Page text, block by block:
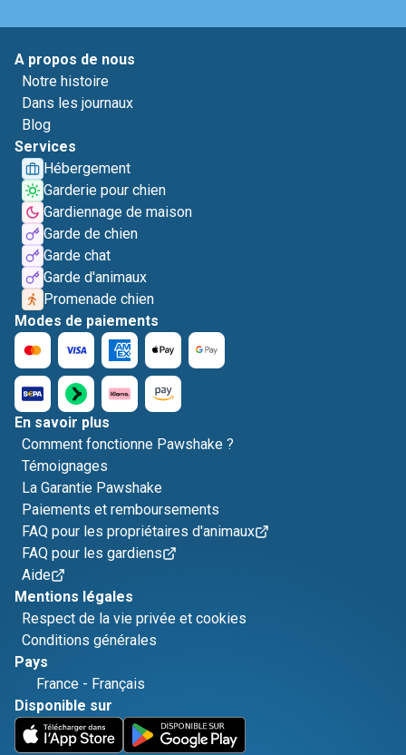
A propos de nous
Notre histoire
Dans les journaux
Blog
Services
Hébergement
Garderie pour chien
Gardiennage de maison
Garde de chien
Garde chat
Garde d'animaux
Promenade chien
Modes de paiements
En savoir plus
Comment fonctionne Pawshake ?
Témoignages
La Garantie Pawshake
Paiements et remboursements
FAQ pour les propriétaires d'animaux
FAQ pour les gardiens
Aide
Mentions légales
Respect de la vie privée et cookies
Conditions générales
Pays
France - Français
Disponible sur